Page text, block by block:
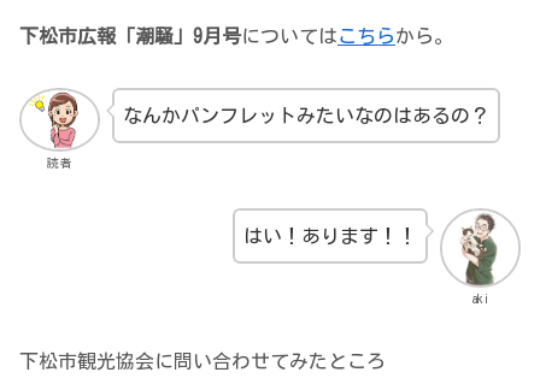
下松市広報「潮騒」9月号についてはこちらから。
読者
なんかパンフレットみたいなのはあるの？
aki
はい！あります！！
下松市観光協会に問い合わせてみたところ